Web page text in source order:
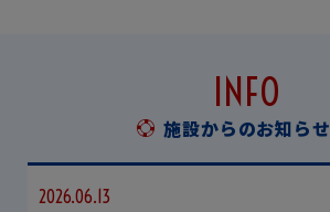
INFO
施設からのお知らせ
2026.06.13